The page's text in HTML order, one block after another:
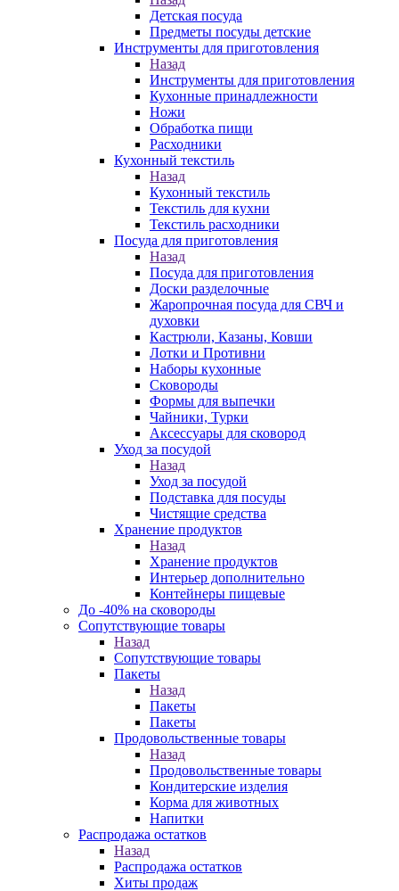
Детская посуда
Предметы посуды детские
Инструменты для приготовления
Назад
Инструменты для приготовления
Кухонные принадлежности
Ножи
Обработка пищи
Расходники
Кухонный текстиль
Назад
Кухонный текстиль
Текстиль для кухни
Текстиль расходники
Посуда для приготовления
Назад
Посуда для приготовления
Доски разделочные
Жаропрочная посуда для СВЧ и
духовки
Кастрюли, Казаны, Ковши
Лотки и Противни
Наборы кухонные
Сковороды
Формы для выпечки
Чайники, Турки
Аксессуары для сковород
Уход за посудой
Назад
Уход за посудой
Подставка для посуды
Чистящие средства
Хранение продуктов
Назад
Хранение продуктов
Интерьер дополнительно
Контейнеры пищевые
До -40% на сковороды
Сопутствующие товары
Назад
Сопутствующие товары
Пакеты
Назад
Пакеты
Пакеты
Продовольственные товары
Назад
Продовольственные товары
Кондитерские изделия
Корма для животных
Напитки
Распродажа остатков
Назад
Распродажа остатков
Хиты продаж